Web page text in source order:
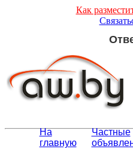
Как
На
главную
Частные